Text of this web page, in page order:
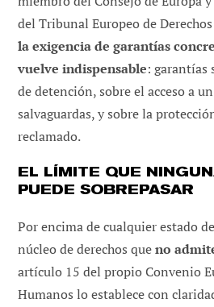
del Tribunal Europeo de
la exigencia de garantías
vuelve indispensable: garantías
de detención, sobre el acceso a
salvaguardas, y sobre la
reclamado.
EL LÍMITE QUE
PUEDE SOBREPASAR
Por encima de cualquier estado
núcleo de derechos queno
artículo 15 del propio Convenio
Humanos lo establece con